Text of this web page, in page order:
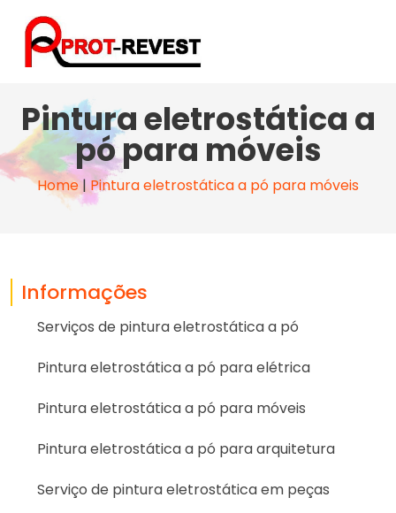
Pintura eletrostática a
pó para móveis
Home|Pintura eletrostática a pó para móveis
Informações
Serviços de pintura eletrostática a pó
Pintura eletrostática a pó para elétrica
Pintura eletrostática a pó para móveis
Pintura eletrostática a pó para arquitetura
Serviço de pintura eletrostática em peças